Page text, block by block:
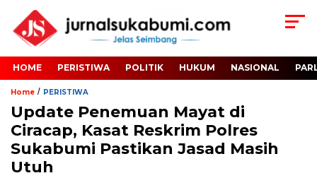
HOME PERISTIWA POLITIK HUKUM NASIONAL
Home / PERISTIWA
Update Penemuan Mayat di
Ciracap, Kasat Reskrim Polres
Sukabumi Pastikan Jasad Masih
Utuh